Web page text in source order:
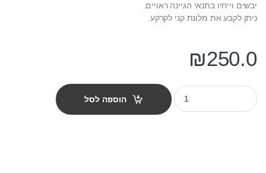
יבשים וייחיו בתנאי הגיינה ראויים.
ניתן לקבע את מלונת קני לקרקע.
₪250.0
מלונה לכלב קן 2 - 78 ס"מ quantity
הוספה לסל